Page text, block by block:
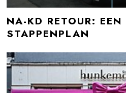
NA-KD RETOUR:
STAPPENPLAN